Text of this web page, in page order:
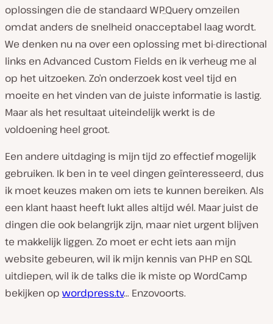
oplossingen die de standaard WP_Query omzeilen
omdat anders de snelheid onacceptabel laag wordt.
We denken nu na over een oplossing met bi-directional
links en Advanced Custom Fields en ik verheug me al
op het uitzoeken. Zo’n onderzoek kost veel tijd en
moeite en het vinden van de juiste informatie is lastig.
Maar als het resultaat uiteindelijk werkt is de
voldoening heel groot.
Een andere uitdaging is mijn tijd zo effectief mogelijk
gebruiken. Ik ben in te veel dingen geïnteresseerd, dus
ik moet keuzes maken om iets te kunnen bereiken. Als
een klant haast heeft lukt alles altijd wél. Maar juist de
dingen die ook belangrijk zijn, maar niet urgent blijven
te makkelijk liggen. Zo moet er echt iets aan mijn
website gebeuren, wil ik mijn kennis van PHP en SQL
uitdiepen, wil ik de talks die ik miste op WordCamp
bekijken op wordpress.tv… Enzovoorts.